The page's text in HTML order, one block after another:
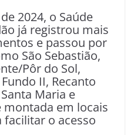
2024, o Saúde
já registrou mais
e passou por
São Sebastião,
Pôr do Sol,
II, Recanto
Maria e
montada em locais
o acesso